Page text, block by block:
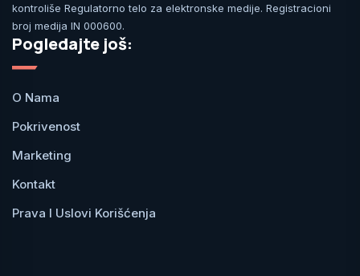
kontroliše Regulatorno telo za elektronske medije. Registracioni
broj medija IN 000600.
Pogledajte još:
O Nama
Pokrivenost
Marketing
Kontakt
Prava I Uslovi Korišćenja